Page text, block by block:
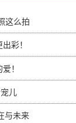
这么拍
彩！
！
儿
与未来